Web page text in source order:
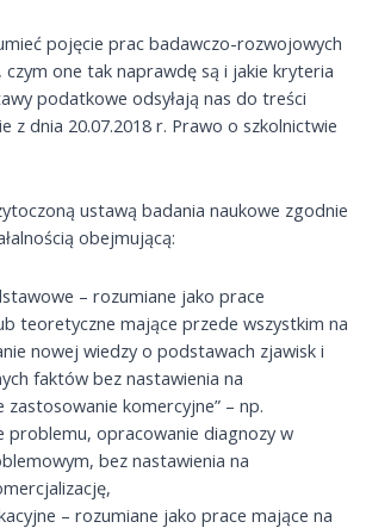
pojęcie prac badawczo-rozwojowych
czym one tak naprawdę są i jakie kryteria
podatkowe odsyłają nas do treści
z dnia 20.07.2018 r. Prawo o szkolnictwie
ustawą badania naukowe zgodnie
obejmującą:
– rozumiane jako prace
teoretyczne mające przede wszystkim na
nowej wiedzy o podstawach zjawisk i
faktów bez nastawienia na
zastosowanie komercyjne” – np.
problemu, opracowanie diagnozy w
bez nastawienia na
– rozumiane jako prace mające na